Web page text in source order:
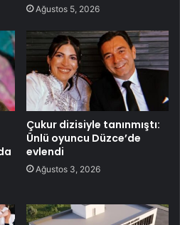
Ağustos 5, 2026
Çukur dizisiyle tanınmıştı:
Ünlü oyuncu Düzce’de
evlendi
Ağustos 3, 2026